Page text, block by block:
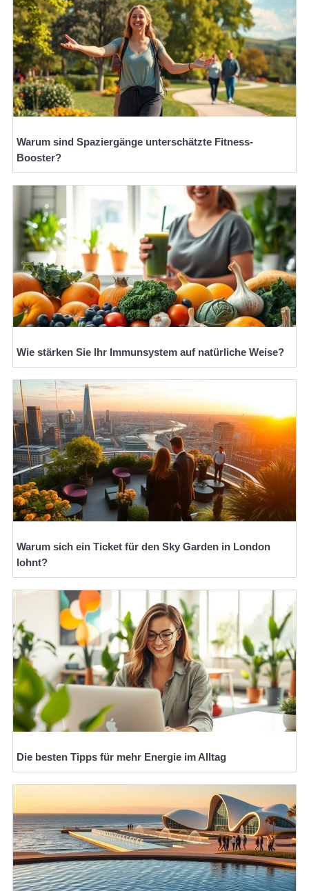
Warum sind Spaziergänge unterschätzte Fitness-
Booster?
Wie stärken Sie Ihr Immunsystem auf natürliche Weise?
Warum sich ein Ticket für den Sky Garden in London
lohnt?
Die besten Tipps für mehr Energie im Alltag